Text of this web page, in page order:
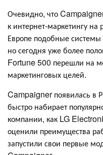
Очевидно, что
к интернет-маркетингу
Европе подобные системы
но сегодня уже более
Fortune 500 перешли на
маркетинговых целей.
Campaigner появилась в
быстро набирает
компании, как LG
оценили преимущества
запустили свои первые